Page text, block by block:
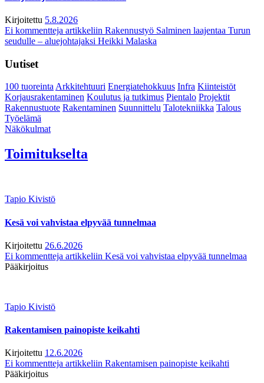
Kirjoitettu 5.8.2026
Ei kommentteja artikkeliin Rakennustyö Salminen laajentaa Turun
seudulle – aluejohtajaksi Heikki Malaska
Uutiset
100 tuoreintaArkkitehtuuri Energiatehokkuus Infra Kiinteistöt
Korjausrakentaminen Koulutus ja tutkimus Pientalo Projektit
Rakennustuote Rakentaminen Suunnittelu Talotekniikka Talous
Työelämä
Näkökulmat
Toimitukselta
Tapio Kivistö
Kesä voi vahvistaa elpyvää tunnelmaa
Kirjoitettu 26.6.2026
Ei kommentteja artikkeliin Kesä voi vahvistaa elpyvää tunnelmaa
Pääkirjoitus
Tapio Kivistö
Rakentamisen painopiste keikahti
Kirjoitettu 12.6.2026
Ei kommentteja artikkeliin Rakentamisen painopiste keikahti
Pääkirjoitus